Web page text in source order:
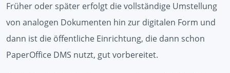
Früher oder später erfolgt die vollständige Umstellung
von analogen Dokumenten hin zur digitalen Form und
dann ist die öffentliche Einrichtung, die dann schon
PaperOffice DMS nutzt, gut vorbereitet.